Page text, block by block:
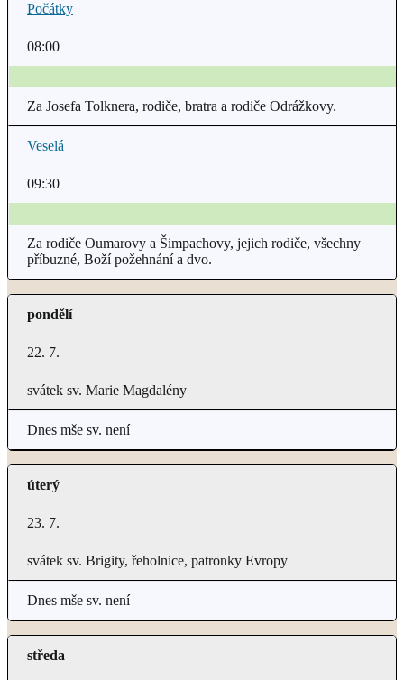
Počátky
08:00
Za Josefa Tolknera, rodiče, bratra a rodiče Odrážkovy.
Veselá
09:30
Za rodiče Oumarovy a Šimpachovy, jejich rodiče, všechny
příbuzné, Boží požehnání a dvo.
pondělí
22. 7.
svátek sv. Marie Magdalény
Dnes mše sv. není
úterý
23. 7.
svátek sv. Brigity, řeholnice, patronky Evropy
Dnes mše sv. není
středa